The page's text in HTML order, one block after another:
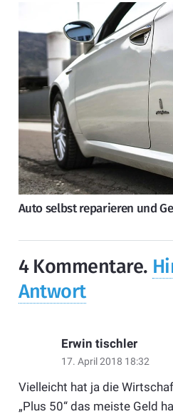
Auto selbst reparieren und
4 Kommentare.
Antwort
Erwin tischler
17. April 2018 18:32
Vielleicht hat ja die
„Plus 50“ das meiste Geld